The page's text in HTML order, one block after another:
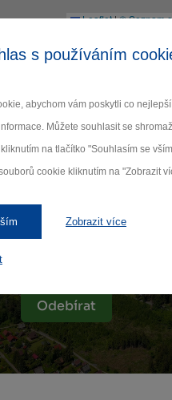
s používáním
abychom vám poskytli co
Můžete souhlasit se
na tlačítko "Souhlasím se
cookie kliknutím na "Zobrazit
Zobrazit více
Leaflet|©
si
odběru našeho
Odebírat